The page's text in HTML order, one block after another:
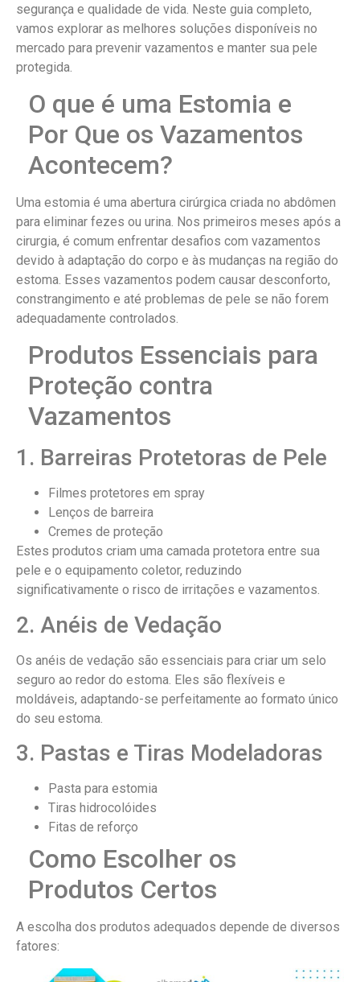
segurança e qualidade de vida. Neste guia completo,
vamos explorar as melhores soluções disponíveis no
mercado para prevenir vazamentos e manter sua pele
protegida.
O que é uma Estomia e
Por Que os Vazamentos
Acontecem?
Uma estomia é uma abertura cirúrgica criada no abdômen
para eliminar fezes ou urina. Nos primeiros meses após a
cirurgia, é comum enfrentar desafios com vazamentos
devido à adaptação do corpo e às mudanças na região do
estoma. Esses vazamentos podem causar desconforto,
constrangimento e até problemas de pele se não forem
adequadamente controlados.
Produtos Essenciais para
Proteção contra
Vazamentos
1. Barreiras Protetoras de Pele
Filmes protetores em spray
Lenços de barreira
Cremes de proteção
Estes produtos criam uma camada protetora entre sua
pele e o equipamento coletor, reduzindo
significativamente o risco de irritações e vazamentos.
2. Anéis de Vedação
Os anéis de vedação são essenciais para criar um selo
seguro ao redor do estoma. Eles são flexíveis e
moldáveis, adaptando-se perfeitamente ao formato único
do seu estoma.
3. Pastas e Tiras Modeladoras
Pasta para estomia
Tiras hidrocolóides
Fitas de reforço
Como Escolher os
Produtos Certos
A escolha dos produtos adequados depende de diversos
fatores: